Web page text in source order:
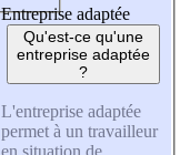
Entreprise adaptée
Qu'est-ce qu'une
entreprise adaptée
?
L'entreprise adaptée
permet à un travailleur
en situation de